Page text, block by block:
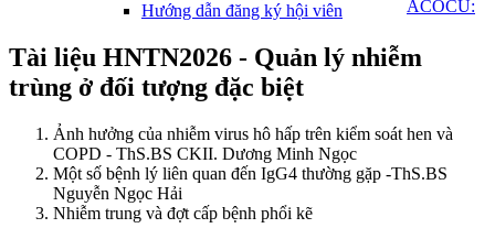
Hướng dẫn đăng ký hội viên
Tài liệu HNTN2026 - Quản lý nhiễm
trùng ở đối tượng đặc biệt
Ảnh hưởng của nhiễm virus hô hấp trên kiểm soát hen và
COPD - ThS.BS CKII. Dương Minh Ngọc
Một số bệnh lý liên quan đến IgG4 thường gặp -ThS.BS
Nguyễn Ngọc Hải
Nhiễm trung và đợt cấp bệnh phổi kẽ
ACOCU: